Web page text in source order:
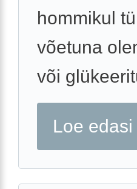
hommikul
võetuna
või
Loe edasi